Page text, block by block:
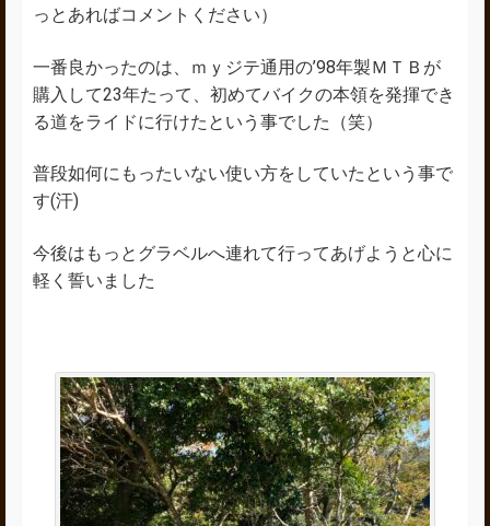
っとあればコメントください）
一番良かったのは、ｍｙジテ通用の’98年製ＭＴＢが
購入して23年たって、初めてバイクの本領を発揮でき
る道をライドに行けたという事でした（笑）
普段如何にもったいない使い方をしていたという事で
す(汗)
今後はもっとグラベルへ連れて行ってあげようと心に
軽く誓いました